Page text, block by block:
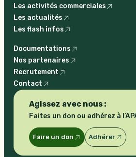
Les activités commerciales
Les actualités
Les flash infos
Documentations
Nos partenaires
Recrutement
Contact
Agissez avec nous :
Faites un don ou adhérez à
Faire un don Adhérer